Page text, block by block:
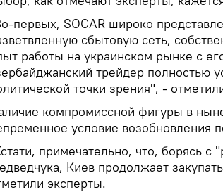
первых, SOCAR широко
сбытовую сеть,
работы на украинском рынке с
трейдер полностью
точки зрения", -
компромиссной фигуры в
условие возобновления
примечательно, что, борясь с
Киев продолжает
эксперты.